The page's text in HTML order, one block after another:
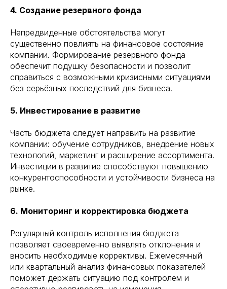
4. Создание резервного фонда
Непредвиденные обстоятельства могут
существенно повлиять на финансовое состояние
компании. Формирование резервного фонда
обеспечит подушку безопасности и позволит
справиться с возможными кризисными ситуациями
без серьёзных последствий для бизнеса.
5. Инвестирование в развитие
Часть бюджета следует направить на развитие
компании: обучение сотрудников, внедрение новых
технологий, маркетинг и расширение ассортимента.
Инвестиции в развитие способствуют повышению
конкурентоспособности и устойчивости бизнеса на
рынке.
6. Мониторинг и корректировка бюджета
Регулярный контроль исполнения бюджета
позволяет своевременно выявлять отклонения и
вносить необходимые коррективы. Ежемесячный
или квартальный анализ финансовых показателей
поможет держать ситуацию под контролем и